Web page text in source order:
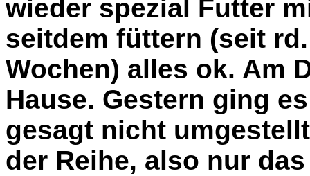
wieder spezial Futter
seitdem füttern (seit
Wochen) alles ok. Am
Hause. Gestern ging
gesagt nicht
der Reihe, also nur